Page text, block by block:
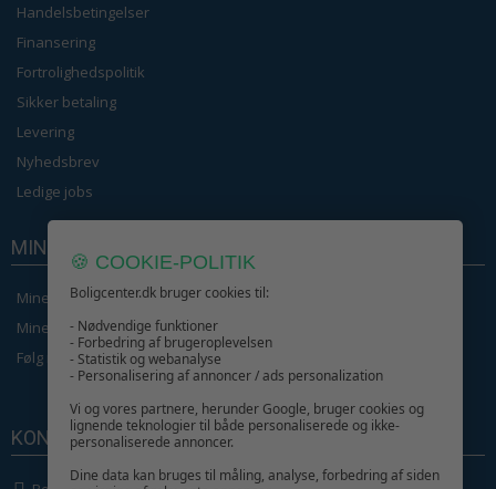
Handelsbetingelser
Finansering
Fortrolighedspolitik
Sikker betaling
Levering
Nyhedsbrev
Ledige jobs
MIN KONTO
Mine ordrer
Mine Oplysninger
Følg min ordre
KONTAKT OS
🍪 COOKIE-POLITIK
Boligcenter.dk bruger cookies til:
- Nødvendige funktioner
- Forbedring af brugeroplevelsen
- Statistik og webanalyse
- Personalisering af annoncer / ads personalization
Vi og vores partnere, herunder Google, bruger cookies og
lignende teknologier til både personaliserede og ikke-
personaliserede annoncer.
Dine data kan bruges til måling, analyse, forbedring af siden